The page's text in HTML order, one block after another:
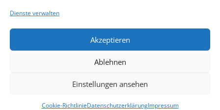
Dienste verwalten
Akzeptieren
Ablehnen
Einstellungen ansehen
Cookie-RichtlinieDatenschutzerklärungImpressum